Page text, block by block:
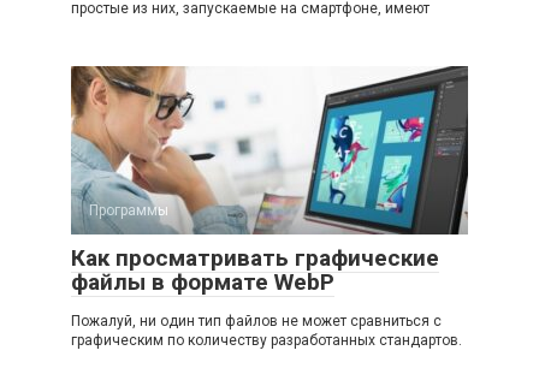
простые из них, запускаемые на смартфоне, имеют
Программы
Как просматривать графические
файлы в формате WebP
Пожалуй, ни один тип файлов не может сравниться с
графическим по количеству разработанных стандартов.